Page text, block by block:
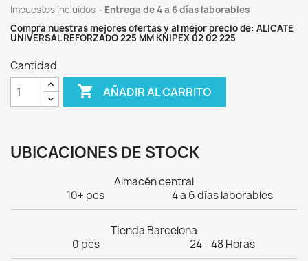
Impuestos incluidos
Entrega de 4 a 6 días laborables
Compra nuestras mejores ofertas y al mejor precio de: ALICATE
UNIVERSAL REFORZADO 225 MM KNIPEX 02 02 225
Cantidad
 AÑADIR AL CARRITO
UBICACIONES DE STOCK
Almacén central
10+ pcs
4 a 6 días laborables
Tienda Barcelona
0 pcs
24 - 48 Horas